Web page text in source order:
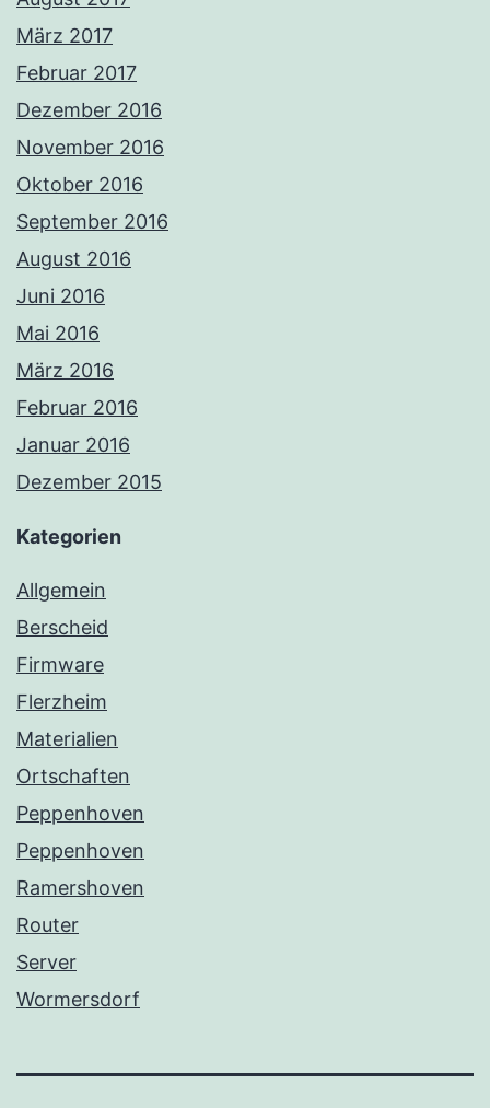
März 2017
Februar 2017
Dezember 2016
November 2016
Oktober 2016
September 2016
August 2016
Juni 2016
Mai 2016
März 2016
Februar 2016
Januar 2016
Dezember 2015
Kategorien
Allgemein
Berscheid
Firmware
Flerzheim
Materialien
Ortschaften
Peppenhoven
Peppenhoven
Ramershoven
Router
Server
Wormersdorf